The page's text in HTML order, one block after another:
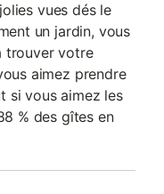
vues dés le
un jardin, vous
trouver votre
aimez prendre
si vous aimez les
% des gîtes en